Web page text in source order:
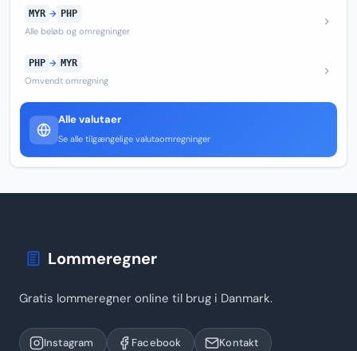
MYR → PHP
Alle beløb og omregninger
PHP → MYR
Omvendt omregning
Alle valutaer
Se alle tilgængelige valutaomregninger
Lommeregner
Gratis lommeregner online til brug i Danmark.
Instagram Facebook Kontakt